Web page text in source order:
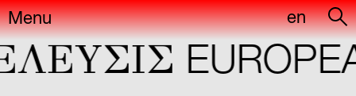
Menu en